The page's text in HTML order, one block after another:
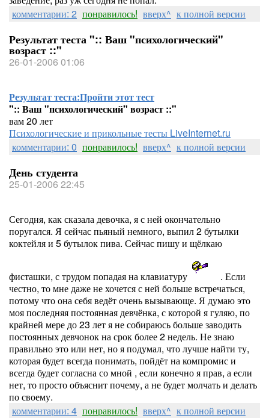
комментарии: 2 понравилось! вверх^ к полной версии
Результат теста ":: Ваш "психологический"
возраст ::"
26-01-2006 01:06
Результат теста:Пройти этот тест
":: Ваш "психологический" возраст ::"
вам 20 лет
Психологические и прикольные тесты LiveInternet.ru
комментарии: 0 понравилось! вверх^ к полной версии
День студента
25-01-2006 22:45
Сегодня, как сказала девочка, я с ней окончательно
поругался. Я сейчас пьяный немного, выпил 2 бутылки
коктейля и 5 бутылок пива. Сейчас пишу и щёлкаю
фисташки, с трудом попадая на клавиатуру
. Если
честно, то мне даже не хочется с ней больше встречаться,
потому что она себя ведёт очень вызывающе. Я думаю это
моя последняя постоянная девчёнка, с которой я гуляю, по
крайней мере до 23 лет я не собираюсь больше заводить
постоянных девчонок на срок более 2 недель. Не знаю
правильно это или нет, но я подумал, что лучше найти ту,
которая будет всегда понимать, пойдёт на компромис и
всегда будет согласна со мной , если конечно я прав, а если
нет, то просто объяснит почему, а не будет молчать и делать
по своему.
комментарии: 4 понравилось! вверх^ к полной версии